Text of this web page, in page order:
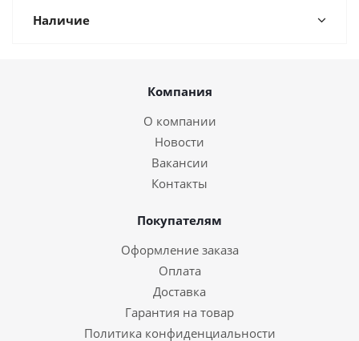
Наличие
Компания
О компании
Новости
Вакансии
Контакты
Покупателям
Оформление заказа
Оплата
Доставка
Гарантия на товар
Политика конфиденциальности